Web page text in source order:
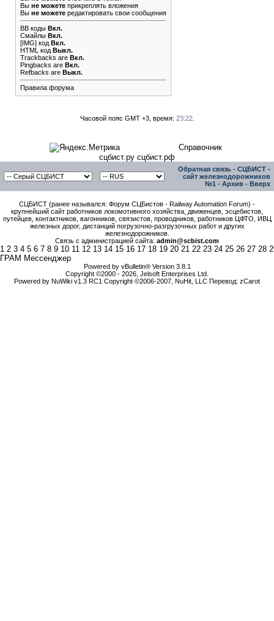
Вы не можете прикреплять вложения
Вы не можете редактировать свои сообщения
BB коды Вкл.
Смайлы Вкл.
[IMG] код Вкл.
HTML код Выкл.
Trackbacks are Вкл.
Pingbacks are Вкл.
Refbacks are Выкл.
Правила форума
Часовой пояс GMT +3, время: 23:22.
Справочник
сцбист.ру сцбист.рф
Обратная связь - СЦБИСТ -
сайт железнодорожников
№1 - Архив - Вверх
СЦБИСТ (ранее назывался: Форум СЦБистов - Railway Automation Forum) -
крупнейший сайт работников локомотивного хозяйства, движенцев, эсцебистов,
путейцев, контактников, вагонников, связистов, проводников, работников ЦФТО, ИВЦ
железных дорог, дистанций погрузочно-разгрузочных работ и других
железнодорожников.
Связь с администрацией сайта: admin@scbist.com
1 2 3 4 5 6 7 8 9 10 11 12 13 14 15 16 17 18 19 20 21 22 23 24 25 26 27 28
ГРАМ Мессенджер
Powered by vBulletin® Version 3.8.1
Copyright ©2000 - 2026, Jelsoft Enterprises Ltd.
Powered by NuWiki v1.3 RC1 Copyright ©2006-2007, NuHit, LLC Перевод: zCarot